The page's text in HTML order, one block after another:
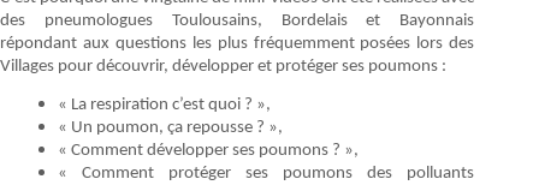
des pneumologues Toulousains, Bordelais et Bayonnais
répondant aux questions les plus fréquemment posées lors des
Villages pour découvrir, développer et protéger ses poumons :
« La respiration c’est quoi ? »,
« Un poumon, ça repousse ? »,
« Comment développer ses poumons ? »,
« Comment protéger ses poumons des polluants